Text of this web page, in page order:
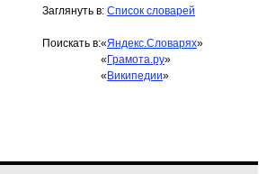
Заглянуть в: Список словарей
Поискать в:«Яндекс.Словарях»
« Грамота.ру»
« Википедии»